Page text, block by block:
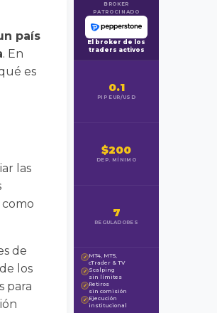
país
. En
es
las
de
los
para
BROKER
PATROCINADO
El broker de los
traders activos
0.1
PIP EUR/USD
$200
DEP. MÍNIMO
7
REGULADORES
✓ MT4, MT5,
cTrader & TV
✓ Scalping
sin límites
✓ Retiros
sin comisión
✓ Ejecución
institucional